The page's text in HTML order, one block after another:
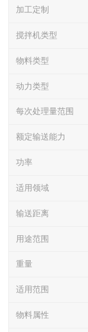
加工定制
搅拌机类型
物料类型
动力类型
每次处理量范围
额定输送能力
功率
适用领域
输送距离
用途范围
重量
适用范围
物料属性